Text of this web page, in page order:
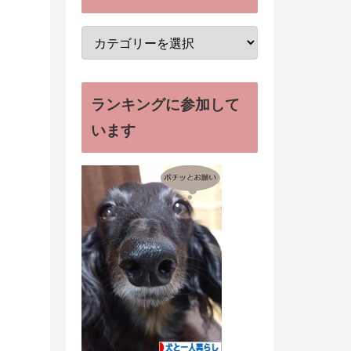
ランキングに参加して
います